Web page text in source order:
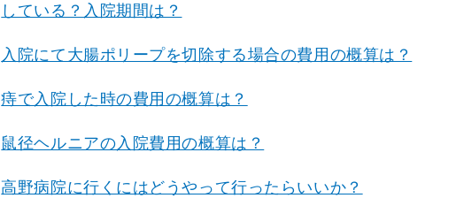
している？入院期間は？
入院にて大腸ポリープを切除する場合の費用の概算は？
痔で入院した時の費用の概算は？
鼠径ヘルニアの入院費用の概算は？
高野病院に行くにはどうやって行ったらいいか？